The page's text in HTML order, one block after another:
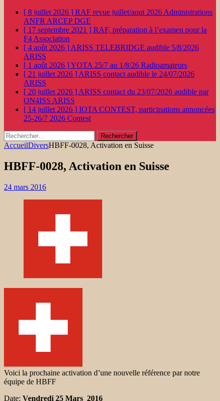
[ 8 juillet 2026 ] RAF revue juillet/aout 2026 Administrations
ANFR ARCEP DGE
[ 17 septembre 2021 ] RAF, préparation à l’examen pour la
F4 Association
[ 4 août 2026 ] ARISS TELEBRIDGE audible 5/8/2026
ARISS
[ 1 août 2026 ]YOTA 25/7 au 1/8/26 Radioamateurs
[ 21 juillet 2026 ] ARISS contact audible le 24/07/2026
ARISS
[ 20 juillet 2026 ] ARISS contact du 23/07/2026 audible par
ON4ISS ARISS
[ 14 juillet 2026 ] IOTA CONTEST, participations annoncées
25-26/7 2026 Contest
Rechercher :
AccueilDiversHBFF-0028, Activation en Suisse
HBFF-0028, Activation en Suisse
24 mars 2016
Voici la prochaine activation d’une nouvelle référence par notre
équipe de HBFF
Date: Vendredi 25 Mars 2016